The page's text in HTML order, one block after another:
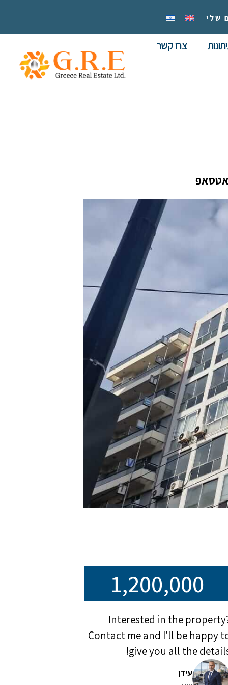
שלי
צרו קשר
1,200,000
Interested in the
Contact me and I'll be happy
give you all the
עידן